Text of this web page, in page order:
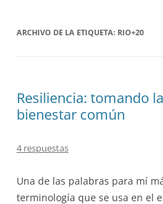
ARCHIVO DE LA ETIQUETA: RIO+20
Resiliencia: tomando
bienestar común
4 respuestas
Una de las palabras para mí
terminología que se usa en el